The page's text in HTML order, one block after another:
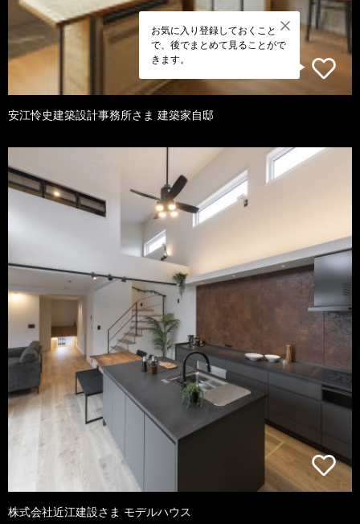
お気に入り登録しておくこと
で、後でまとめて見ることがで
きます。
安江怜史建築設計事務所さま 建築家自邸
株式会社近江建設さま モデルハウス